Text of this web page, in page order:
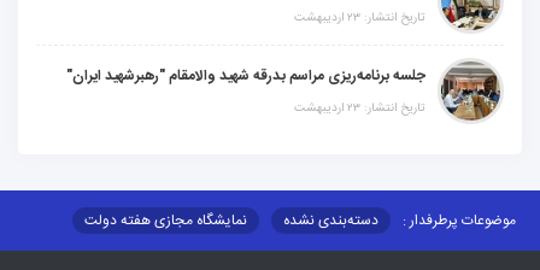
تاریخ انتشار: ۲۳ اردیبهشت
جلسه برنامه‌ریزی مراسم بدرقه شهید والامقام "رهبرشهید ایران"
تاریخ انتشار: ۲۳ اردیبهشت
موضوعات پرطرفدار : دسته‌بندی نشده
نمایشگاه مجازی هفته دولت